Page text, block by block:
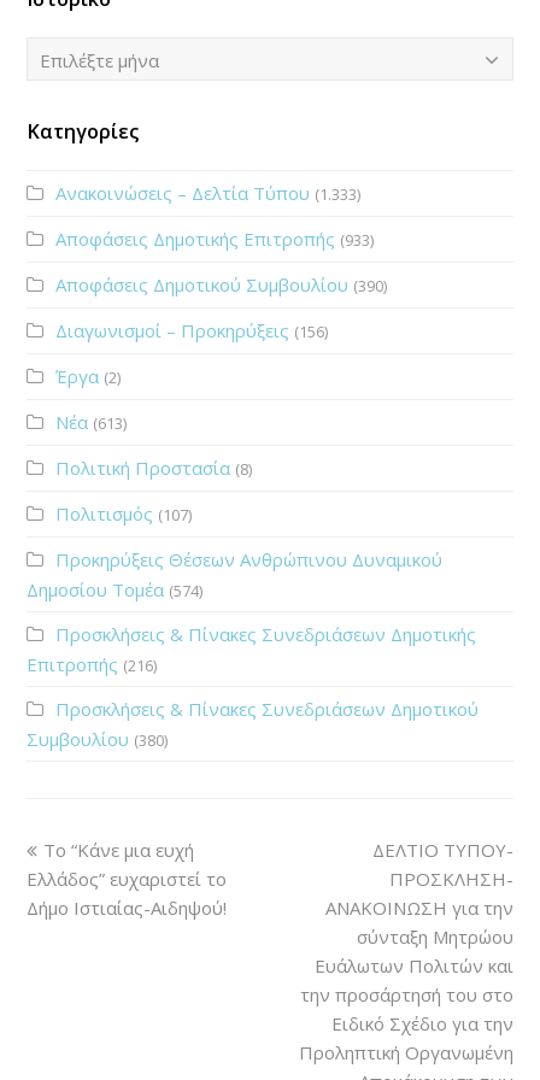
Ιστορικό
Επιλέξτε μήνα
Κατηγορίες
Ανακοινώσεις – Δελτία Τύπου (1.333)
Αποφάσεις Δημοτικής Επιτροπής (933)
Αποφάσεις Δημοτικού Συμβουλίου (390)
Διαγωνισμοί – Προκηρύξεις (156)
Έργα (2)
Νέα (613)
Πολιτική Προστασία (8)
Πολιτισμός (107)
Προκηρύξεις Θέσεων Ανθρώπινου Δυναμικού
Δημοσίου Τομέα (574)
Προσκλήσεις & Πίνακες Συνεδριάσεων Δημοτικής
Επιτροπής (216)
Προσκλήσεις & Πίνακες Συνεδριάσεων Δημοτικού
Συμβουλίου (380)
Το “Κάνε μια ευχή
Ελλάδος” ευχαριστεί το
Δήμο Ιστιαίας-Αιδηψού!
ΔΕΛΤΙΟ ΤΥΠΟΥ-
ΠΡΟΣΚΛΗΣΗ-
ΑΝΑΚΟΙΝΩΣΗ για την
σύνταξη Μητρώου
Ευάλωτων Πολιτών και
την προσάρτησή του στο
Ειδικό Σχέδιο για την
Προληπτική Οργανωμένη